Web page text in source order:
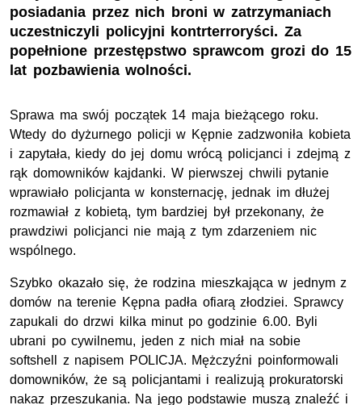
posiadania przez nich broni w zatrzymaniach
uczestniczyli policyjni kontrterroryści. Za
popełnione przestępstwo sprawcom grozi do 15
lat pozbawienia wolności.
Sprawa ma swój początek 14 maja bieżącego roku.
Wtedy do dyżurnego policji w Kępnie zadzwoniła kobieta
i zapytała, kiedy do jej domu wrócą policjanci i zdejmą z
rąk domowników kajdanki. W pierwszej chwili pytanie
wprawiało policjanta w konsternację, jednak im dłużej
rozmawiał z kobietą, tym bardziej był przekonany, że
prawdziwi policjanci nie mają z tym zdarzeniem nic
wspólnego.
Szybko okazało się, że rodzina mieszkająca w jednym z
domów na terenie Kępna padła ofiarą złodziei. Sprawcy
zapukali do drzwi kilka minut po godzinie 6.00. Byli
ubrani po cywilnemu, jeden z nich miał na sobie
softshell z napisem POLICJA. Mężczyźni poinformowali
domowników, że są policjantami i realizują prokuratorski
nakaz przeszukania. Na jego podstawie muszą znaleźć i